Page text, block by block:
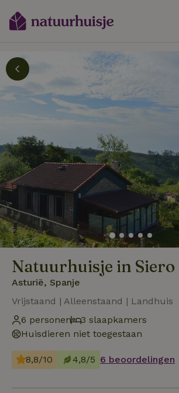
Natuurhuisje in Siero
Asturië, Spanje
Vrijstaand | Alleenstaand | Landhuis
6 personen
3 slaapkamers
Huisdieren niet toegestaan
8,8/10 4,8/5 6 beoordelingen